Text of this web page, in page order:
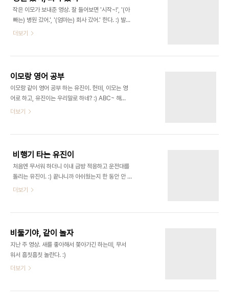
다가도 모르겠다. 시애틀 이모 덕에 수입 장난감 많이
가지고 논 덕이려나? :)
작은 이모가 보내준 영상. 잘 들어보면 '시작~!', '(아
빠는) 병원 갔어.', '(엄마는) 회사 갔어.' 한다. :) 발음
이 아직 불분명. :)
더보기
이모랑 영어 공부
이모랑 같이 영어 공부 하는 유진이. 헌데, 이모는 영
어로 하고, 유진이는 우리말로 하네? :) ABC~ 해봐,
유진아. 잘 하잖아. p.s. 유진이 티셔츠에 'My mom
더보기
비행기 타는 유진이
처음엔 무서워 하더니 이내 금방 적응하고 운전대를
돌리는 유진이. :) 끝나니까 아쉬웠는지 한 동안 안 내
려서 고생했다.
더보기
비둘기야, 같이 놀자
지난 주 영상. 새를 좋아해서 쫒아가긴 하는데, 무서
워서 흠칫흠칫 놀란다. :)
더보기